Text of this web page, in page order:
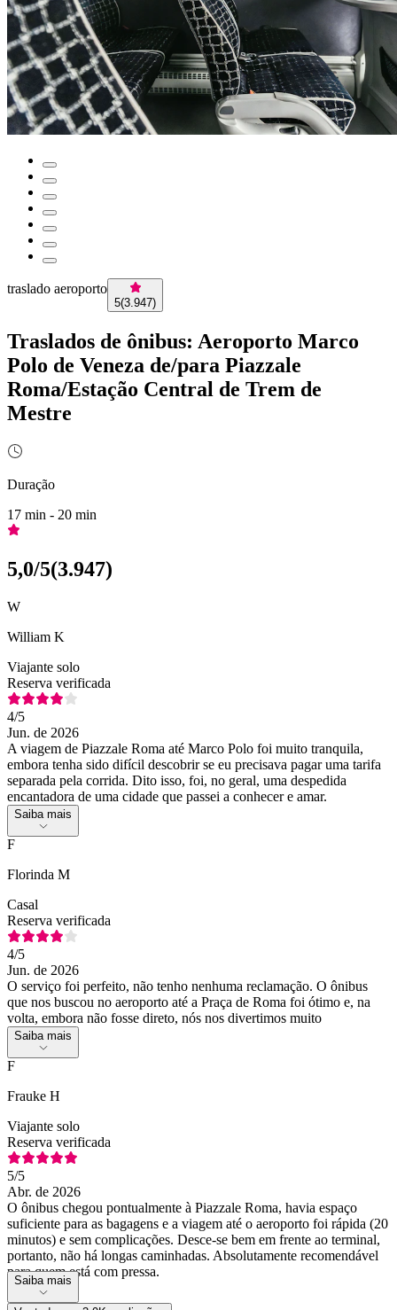
traslado aeroporto
5(3.947)
Traslados de ônibus: Aeroporto Marco
Polo de Veneza de/para Piazzale
Roma/Estação Central de Trem de
Mestre
Duração
17 min - 20 min
5,0/5(3.947)
W
William K
Viajante solo
Reserva verificada
4/5
Jun. de 2026
A viagem de Piazzale Roma até Marco Polo foi muito tranquila,
embora tenha sido difícil descobrir se eu precisava pagar uma tarifa
separada pela corrida. Dito isso, foi, no geral, uma despedida
encantadora de uma cidade que passei a conhecer e amar.
Saiba mais
F
Florinda M
Casal
Reserva verificada
4/5
Jun. de 2026
O serviço foi perfeito, não tenho nenhuma reclamação. O ônibus
que nos buscou no aeroporto até a Praça de Roma foi ótimo e, na
volta, embora não fosse direto, nós nos divertimos muito
Saiba mais
F
Frauke H
Viajante solo
Reserva verificada
5/5
Abr. de 2026
O ônibus chegou pontualmente à Piazzale Roma, havia espaço
suficiente para as bagagens e a viagem até o aeroporto foi rápida (20
minutos) e sem complicações. Desce-se bem em frente ao terminal,
portanto, não há longas caminhadas. Absolutamente recomendável
para quem está com pressa.
Saiba mais